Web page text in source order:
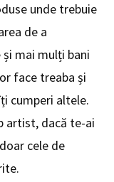
unde trebuie
de a
mai mulți bani
face treaba și
cumperi altele.
artist, dacă te-ai
cele de